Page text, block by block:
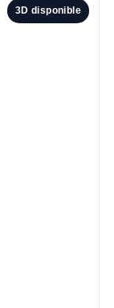
3D disponible